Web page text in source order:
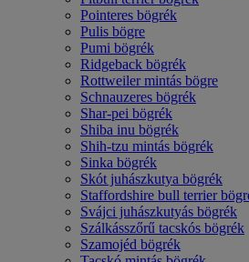
Pointeres bögrék
Pulis bögre
Pumi bögrék
Ridgeback bögrék
Rottweiler mintás bögre
Schnauzeres bögrék
Shar-pei bögrék
Shiba inu bögrék
Shih-tzu mintás bögrék
Sinka bögrék
Skót juhászkutya bögrék
Staffordshire bull terrier
Svájci juhászkutyás bögrék
Szálkásszőrű tacskós bögrék
Szamojéd bögrék